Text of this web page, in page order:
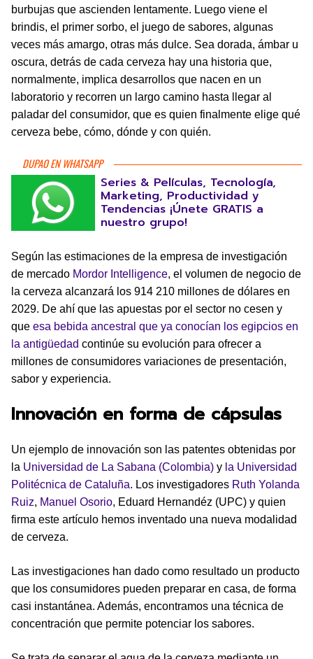
burbujas que ascienden lentamente. Luego viene el
brindis, el primer sorbo, el juego de sabores, algunas
veces más amargo, otras más dulce. Sea dorada, ámbar u
oscura, detrás de cada cerveza hay una historia que,
normalmente, implica desarrollos que nacen en un
laboratorio y recorren un largo camino hasta llegar al
paladar del consumidor, que es quien finalmente elige qué
cerveza bebe, cómo, dónde y con quién.
DUPAO EN WHATSAPP
Series & Películas, Tecnología,
Marketing, Productividad y
Tendencias ¡Únete GRATIS a
nuestro grupo!
Según las estimaciones de la empresa de investigación
de mercado Mordor Intelligence, el volumen de negocio de
la cerveza alcanzará los 914 210 millones de dólares en
2029. De ahí que las apuestas por el sector no cesen y
que esa bebida ancestral que ya conocían los egipcios en
la antigüedad continúe su evolución para ofrecer a
millones de consumidores variaciones de presentación,
sabor y experiencia.
Innovación en forma de cápsulas
Un ejemplo de innovación son las patentes obtenidas por
la Universidad de La Sabana (Colombia) y la Universidad
Politécnica de Cataluña. Los investigadores Ruth Yolanda
Ruiz, Manuel Osorio, Eduard Hernandéz (UPC) y quien
firma este artículo hemos inventado una nueva modalidad
de cerveza.
Las investigaciones han dado como resultado un producto
que los consumidores pueden preparar en casa, de forma
casi instantánea. Además, encontramos una técnica de
concentración que permite potenciar los sabores.